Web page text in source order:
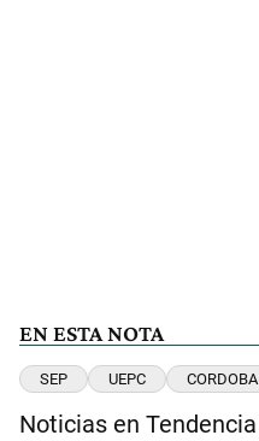
EN ESTA NOTA
SEP UEPC CORDOBA
Noticias en Tendencia